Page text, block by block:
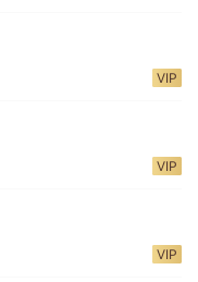
VIP
VIP
VIP